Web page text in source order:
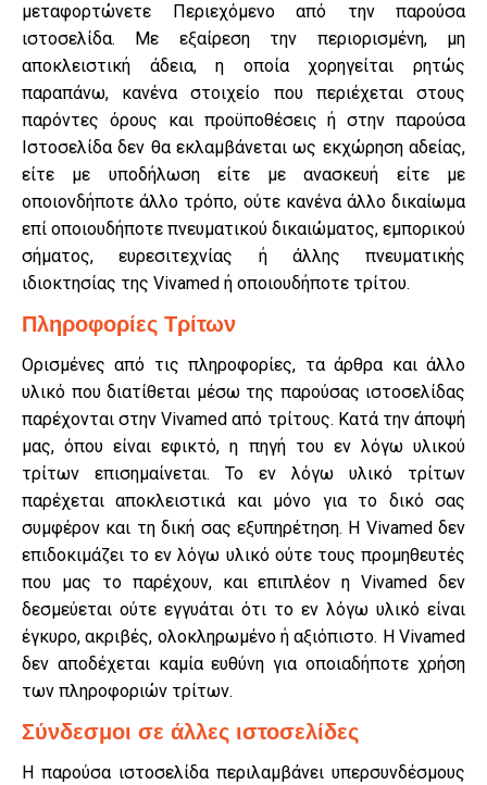
μεταφορτώνετε Περιεχόμενο από την παρούσα
ιστοσελίδα. Με εξαίρεση την περιορισμένη, μη
αποκλειστική άδεια, η οποία χορηγείται ρητώς
παραπάνω, κανένα στοιχείο που περιέχεται στους
παρόντες όρους και προϋποθέσεις ή στην παρούσα
Ιστοσελίδα δεν θα εκλαμβάνεται ως εκχώρηση αδείας,
είτε με υποδήλωση είτε με ανασκευή είτε με
οποιονδήποτε άλλο τρόπο, ούτε κανένα άλλο δικαίωμα
επί οποιουδήποτε πνευματικού δικαιώματος, εμπορικού
σήματος, ευρεσιτεχνίας ή άλλης πνευματικής
ιδιοκτησίας της Vivamed ή οποιουδήποτε τρίτου.
Πληροφορίες Τρίτων
Ορισμένες από τις πληροφορίες, τα άρθρα και άλλο
υλικό που διατίθεται μέσω της παρούσας ιστοσελίδας
παρέχονται στην Vivamed από τρίτους. Κατά την άποψή
μας, όπου είναι εφικτό, η πηγή του εν λόγω υλικού
τρίτων επισημαίνεται. Το εν λόγω υλικό τρίτων
παρέχεται αποκλειστικά και μόνο για το δικό σας
συμφέρον και τη δική σας εξυπηρέτηση. Η Vivamed δεν
επιδοκιμάζει το εν λόγω υλικό ούτε τους προμηθευτές
που μας το παρέχουν, και επιπλέον η Vivamed δεν
δεσμεύεται ούτε εγγυάται ότι το εν λόγω υλικό είναι
έγκυρο, ακριβές, ολοκληρωμένο ή αξιόπιστο. Η Vivamed
δεν αποδέχεται καμία ευθύνη για οποιαδήποτε χρήση
των πληροφοριών τρίτων.
Σύνδεσμοι σε άλλες ιστοσελίδες
Η παρούσα ιστοσελίδα περιλαμβάνει υπερσυνδέσμους